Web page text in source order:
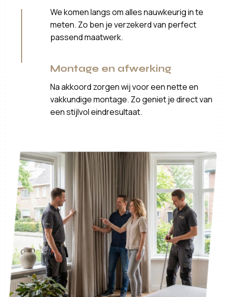
We komen langs om alles nauwkeurig in te
meten. Zo ben je verzekerd van perfect
passend maatwerk.
Montage en afwerking
Na akkoord zorgen wij voor een nette en
vakkundige montage. Zo geniet je direct van
een stijlvol eindresultaat.